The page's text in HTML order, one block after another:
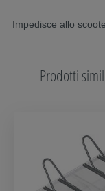
Impedisce allo
Prodotti